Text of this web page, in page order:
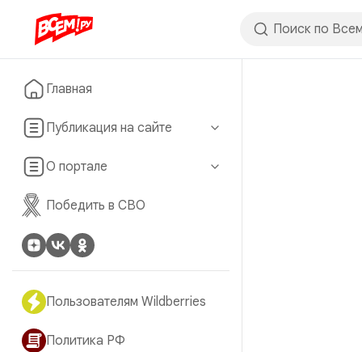
Главная
Публикация на сайте
О портале
Победить в СВО
Пользователям Wildberries
Политика РФ